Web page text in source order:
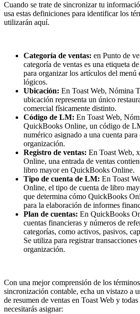
Cuando se trate de sincronizar tu
usa estas definiciones para identificar los
utilizarán aquí.
Categoría de ventas: en Punto de
categoría de ventas es una etiqueta
para organizar los artículos del menú
lógicos.
Ubicación: En Toast Web, Nómina
ubicación representa un único
comercial físicamente distinto.
Código de LM: En Toast Web,
QuickBooks Online, un código de
numérico asignado a una cuenta
organización.
Registro de ventas: En Toast Web,
Online, una entrada de ventas
libro mayor en QuickBooks Online.
Tipo de cuenta de LM: En Toast
Online, el tipo de cuenta de libro
que determina cómo QuickBooks
para la elaboración de informes
Plan de cuentas: En QuickBooks
cuentas financieras y números de
categorías, como activos, pasivos,
Se utiliza para registrar
organización.
Con una mejor comprensión de los
sincronización contable, echa un vistazo a
de resumen de ventas en Toast Web y
necesitarás asignar: